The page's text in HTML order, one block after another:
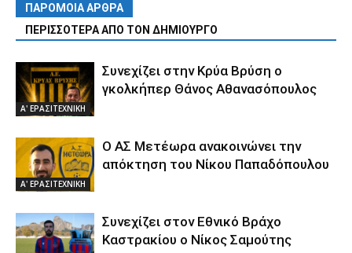
ΠΑΡΟΜΟΙΑ ΑΡΘΡΑ
ΠΕΡΙΣΣΟΤΕΡΑ ΑΠΟ ΤΟΝ ΔΗΜΙΟΥΡΓΟ
Α' ΕΡΑΣΙΤΕΧΝΙΚΗ
Συνεχίζει στην Κρύα Βρύση ο
γκολκήπερ Θάνος Αθανασόπουλος
Α' ΕΡΑΣΙΤΕΧΝΙΚΗ
Ο ΑΣ Μετέωρα ανακοινώνει την
απόκτηση του Νίκου Παπαδόπουλου
Συνεχίζει στον Εθνικό Βράχο
Καστρακίου ο Νίκος Σαμούτης